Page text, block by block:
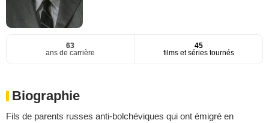
63
ans de carrière
45
films et séries tournés
Biographie
Fils de parents russes anti-bolchéviques qui ont émigré en